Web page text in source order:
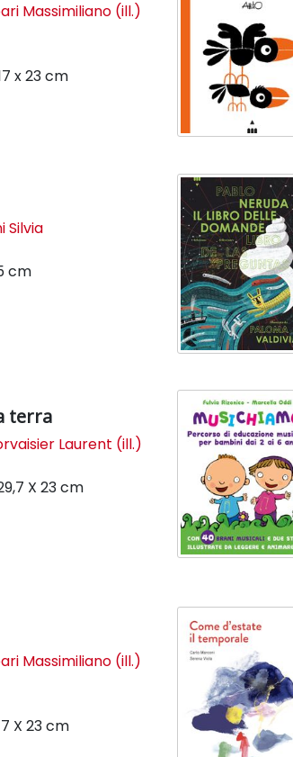
Massimiliano (ill.)
x 23 cm
Silvia
cm
terra
Laurent (ill.)
X 23 cm
Massimiliano (ill.)
X 23 cm